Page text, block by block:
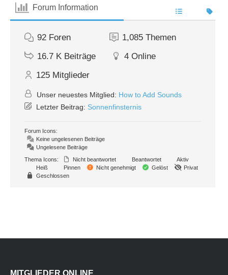
Forum Information
92 Foren 1,085 Themen
16.7 K Beiträge 4 Online
125 Mitglieder
Unser neuestes Mitglied: How to Add Sounds
Letzter Beitrag: Sonnenfinsternis
Forum Icons:
Keine ungelesenen Beiträge
Ungelesene Beiträge
Thema Icons:
Nicht beantwortet Beantwortet
Aktiv
Heiß
Pinnen Nicht genehmigt Gelöst
Privat
Geschlossen
MITGLIEDER ONLINE